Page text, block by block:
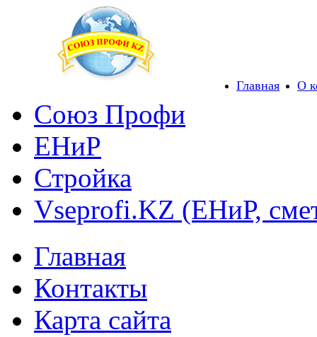
Главная О
Союз Профи
ЕНиР
Стройка
Vseprofi.KZ (ЕНиР,
Главная
Контакты
Карта сайта